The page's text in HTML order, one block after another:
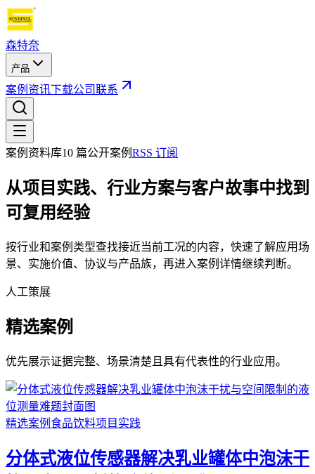
森特奈
产品
案例 资讯下载公司联系
案例资料库10 篇公开案例 RSS 订阅
从项目实践、行业方案与客户故事中找到
可复用经验
按行业和案例类型查找接近当前工况的内容，快速了解应用场
景、实施价值、协议与产品族，再进入案例详情继续判断。
人工策展
精选案例
优先展示证据完整、场景清楚且具有代表性的行业应用。
精选案例 食品饮料项目实践
分体式液位传感器解决乳业罐体中泡沫干